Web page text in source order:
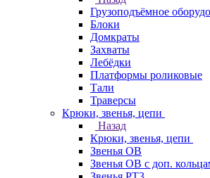
Грузоподъёмное
Блоки
Домкраты
Захваты
Лебёдки
Платформы роликовые
Тали
Траверсы
Крюки, звенья, цепи
Назад
Крюки, звенья, цепи
Звенья ОВ
Звенья ОВ с доп.